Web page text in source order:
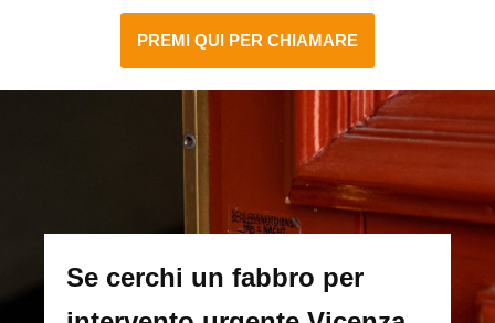
PREMI QUI PER CHIAMARE
Se cerchi un fabbro per